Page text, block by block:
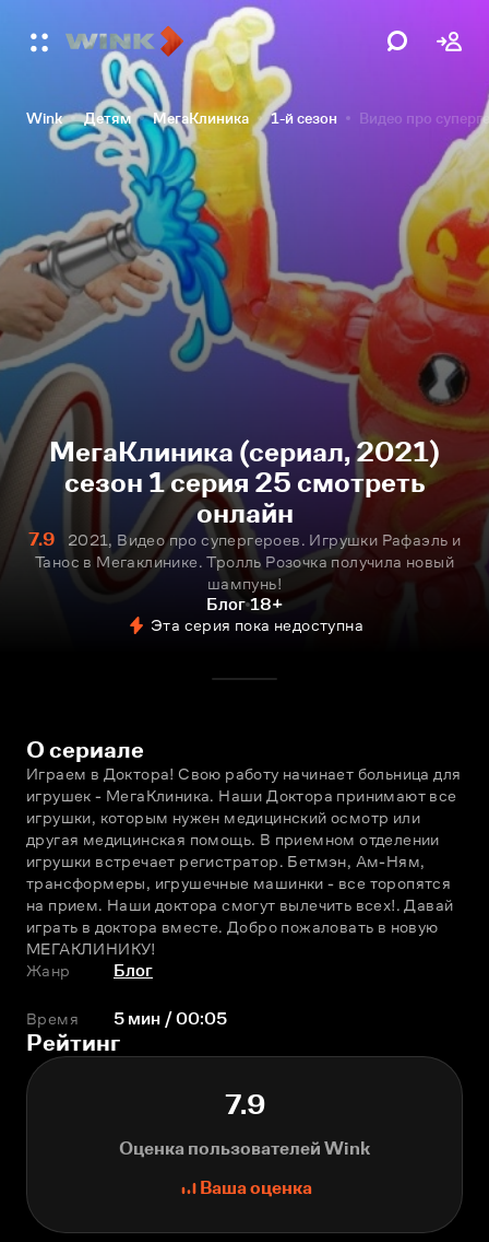
Wink Детям МегаКлиника 1-й сезон Видео про
МегаКлиника (сериал, 2021)
сезон 1 серия 25 смотреть
онлайн
7.9
2021, Видео про супергероев. Игрушки Рафаэль и
Танос в Мегаклинике. Тролль Розочка получила новый
шампунь!
Блог 18+
Эта серия пока недоступна
О сериале
Играем в Доктора! Свою работу начинает больница для
игрушек - МегаКлиника. Наши Доктора принимают все
игрушки, которым нужен медицинский осмотр или
другая медицинская помощь. В приемном отделении
игрушки встречает регистратор. Бетмэн, Ам-Ням,
трансформеры, игрушечные машинки - все торопятся
на прием. Наши доктора смогут вылечить всех!. Давай
играть в доктора вместе. Добро пожаловать в новую
МЕГАКЛИНИКУ!
Жанр
Блог
Время 5 мин / 00:05
Рейтинг
7.9
Оценка пользователей Wink
Ваша оценка